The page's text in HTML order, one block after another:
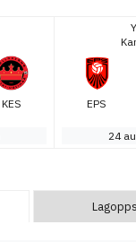
KES EPS
24